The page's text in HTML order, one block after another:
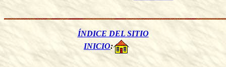
ÍNDICE DEL SITIO
INICIO: